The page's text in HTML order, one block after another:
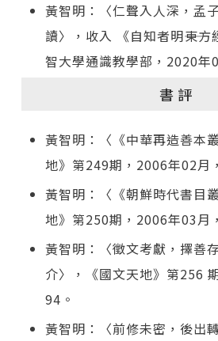
黃智明：〈仁聲入人深，孟子
讀〉，收入 《自知者明――東
智大學通識教學部，2020年
書評
黃智明：〈《中華再造善本
地》第249期，2006年02月
黃智明：〈《朝鮮時代書目
地》第250期，2006年03月
黃智明：〈徵文考獻，擇善存
介〉，《國文天地》第256
94。
黃智明：〈前修未密，後出